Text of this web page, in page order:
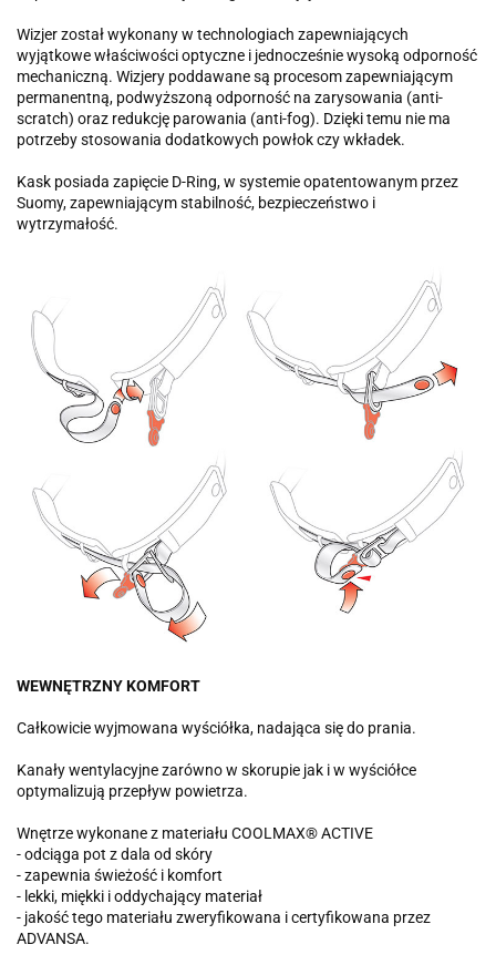
Wizjer został wykonany w technologiach zapewniających
wyjątkowe właściwości optyczne i jednocześnie wysoką odporność
mechaniczną. Wizjery poddawane są procesom zapewniającym
permanentną, podwyższoną odporność na zarysowania (anti-
scratch) oraz redukcję parowania (anti-fog). Dzięki temu nie ma
potrzeby stosowania dodatkowych powłok czy wkładek.
Kask posiada zapięcie D-Ring, w systemie opatentowanym przez
Suomy, zapewniającym stabilność, bezpieczeństwo i
wytrzymałość.
WEWNĘTRZNY KOMFORT
Całkowicie wyjmowana wyściółka, nadająca się do prania.
Kanały wentylacyjne zarówno w skorupie jak i w wyściółce
optymalizują przepływ powietrza.
Wnętrze wykonane z materiału COOLMAX® ACTIVE
- odciąga pot z dala od skóry
- zapewnia świeżość i komfort
- lekki, miękki i oddychający materiał
- jakość tego materiału zweryfikowana i certyfikowana przez
ADVANSA.